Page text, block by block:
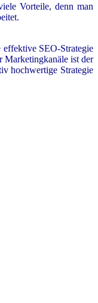
Vorteile, denn man
SEO-Strategie
Marketingkanäle ist der
hochwertige Strategie